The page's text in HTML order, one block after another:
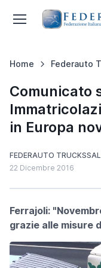
Home Federauto
Comunicato
in Europa
FEDERAUTO TRUCKS
22 Dicembre 2016
Ferrajoli:
grazie alle misure